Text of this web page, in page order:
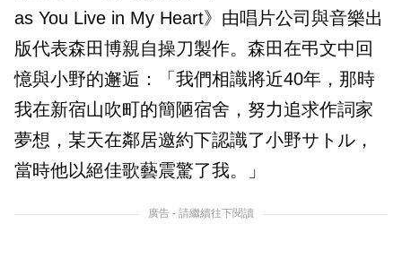
as You Live in My Heart》由唱片公司與音樂出
版代表森田博親自操刀製作。森田在弔文中回
憶與小野的邂逅：「我們相識將近40年，那時
我在新宿山吹町的簡陋宿舍，努力追求作詞家
夢想，某天在鄰居邀約下認識了小野サトル，
當時他以絕佳歌藝震驚了我。」
廣告 - 請繼續往下閱讀